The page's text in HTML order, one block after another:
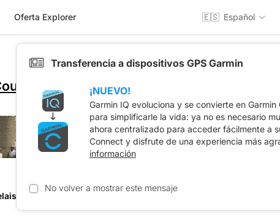
Oferta Explorer 🇪🇸 Español
87 recorridos
cyclo
Transferencia a dispositivos GPS Garmin
¡NUEVO!
Garmin IQ evoluciona y se convierte en
para simplificarle la vida: ya no es necesario
ahora centralizado para acceder fácilmente a
Connect y disfrute de una experiencia más
información
No volver a mostrar este mensaje